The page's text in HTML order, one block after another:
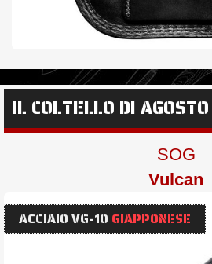
IL COLTELLO DI
SOG
Vulcan
ACCIAIO VG-10 GIAPPONESE